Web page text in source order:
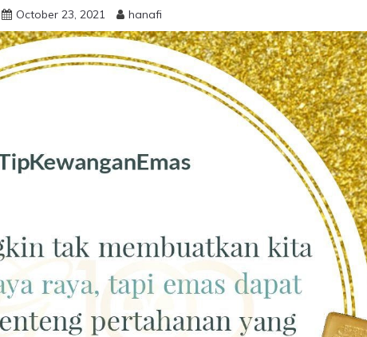
October 23, 2021 hanafi